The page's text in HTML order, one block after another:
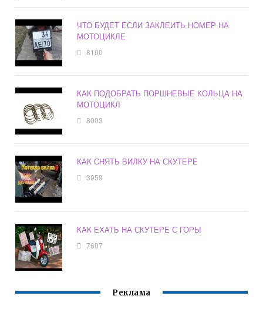
ЧТО БУДЕТ ЕСЛИ ЗАКЛЕИТЬ НОМЕР НА
МОТОЦИКЛЕ
8100
КАК ПОДОБРАТЬ ПОРШНЕВЫЕ КОЛЬЦА НА
МОТОЦИКЛ
8003
КАК СНЯТЬ ВИЛКУ НА СКУТЕРЕ
3959
КАК ЕХАТЬ НА СКУТЕРЕ С ГОРЫ
7607
Реклама